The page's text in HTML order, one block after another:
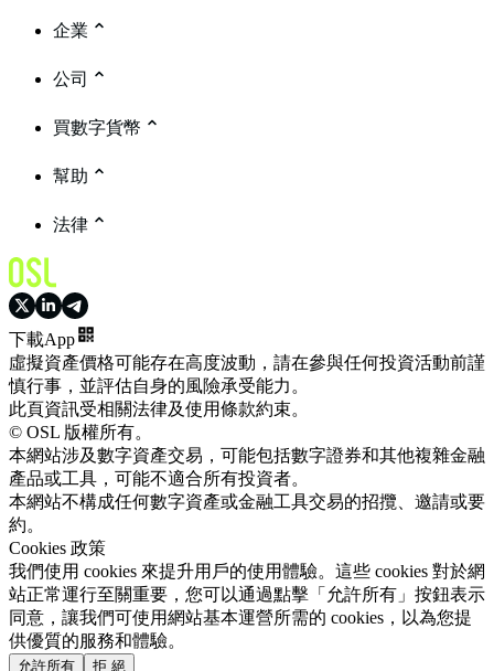
企業
公司
買數字貨幣
幫助
法律
下載App
虛擬資產價格可能存在高度波動，請在參與任何投資活動前謹
慎行事，並評估自身的風險承受能力。
此頁資訊受相關法律及使用條款約束。
© OSL 版權所有。
本網站涉及數字資產交易，可能包括數字證券和其他複雜金融
產品或工具，可能不適合所有投資者。
本網站不構成任何數字資產或金融工具交易的招攬、邀請或要
約。
Cookies 政策
我們使用 cookies 來提升用戶的使用體驗。這些 cookies 對於網
站正常運行至關重要，您可以通過點擊「允許所有」按鈕表示
同意，讓我們可使用網站基本運營所需的 cookies，以為您提
供優質的服務和體驗。
允許所有 拒 絕